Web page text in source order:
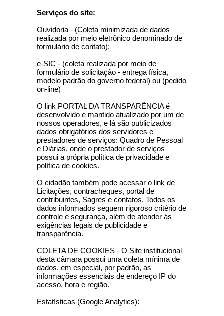
Serviços do site:
Ouvidoria - (Coleta minimizada de dados
realizada por meio eletrônico denominado de
formulário de contato);
e-SIC - (coleta realizada por meio de
formulário de solicitação - entrega física,
modelo padrão do governo federal) ou (pedido
on-line)
O link PORTAL DA TRANSPARÊNCIA é
desenvolvido e mantido atualizado por um de
nossos operadores, e lá são publicizados
dados obrigatórios dos servidores e
prestadores de serviços: Quadro de Pessoal
e Diárias, onde o prestador de serviços
possui a própria política de privacidade e
política de cookies.
O cidadão também pode acessar o link de
Licitações, contracheques, portal de
contribuintes, Sagres e contatos. Todos os
dados informados seguem rigoroso critério de
controle e segurança, além de atender às
exigências legais de publicidade e
transparência.
COLETA DE COOKIES - O Site institucional
desta câmara possui uma coleta mínima de
dados, em especial, por padrão, as
informações essenciais de endereço IP do
acesso, hora e região.
Estatísticas (Google Analytics):